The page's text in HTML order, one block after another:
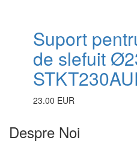
Suport
de slefuit
23.00 EUR
Despre Noi